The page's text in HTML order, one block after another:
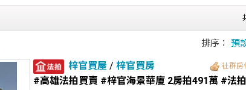
排序： 預
梓官買屋 / 梓官買房 社群房
#高雄法拍買賣 #梓官海景華廈 2房拍491萬 #法